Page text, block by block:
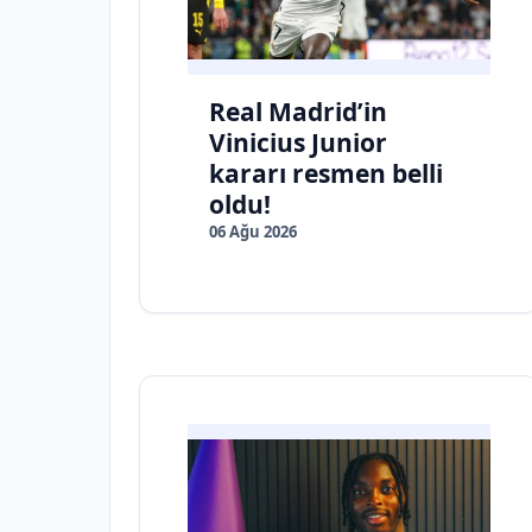
Real Madrid’in
Vinicius Junior
kararı resmen belli
oldu!
06 Ağu 2026